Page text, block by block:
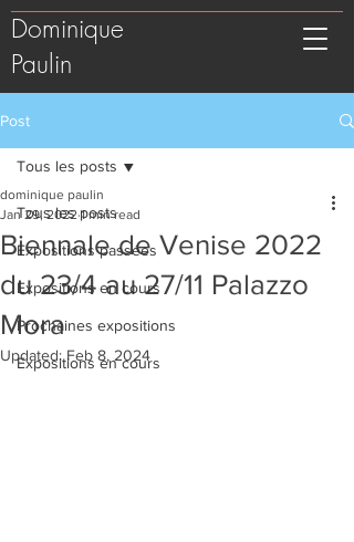
Dominique
Paulin
Post
Tous les posts
Expositions passées
Expositions en cours
Prochaines expositions
Expositions en cours
Tous les posts
Biennale de Venise 2022
du 23/4 au 27/11 Palazzo
Mora
dominique paulin
Jan 29, 2022 1 min read
Updated:Feb 8, 2024